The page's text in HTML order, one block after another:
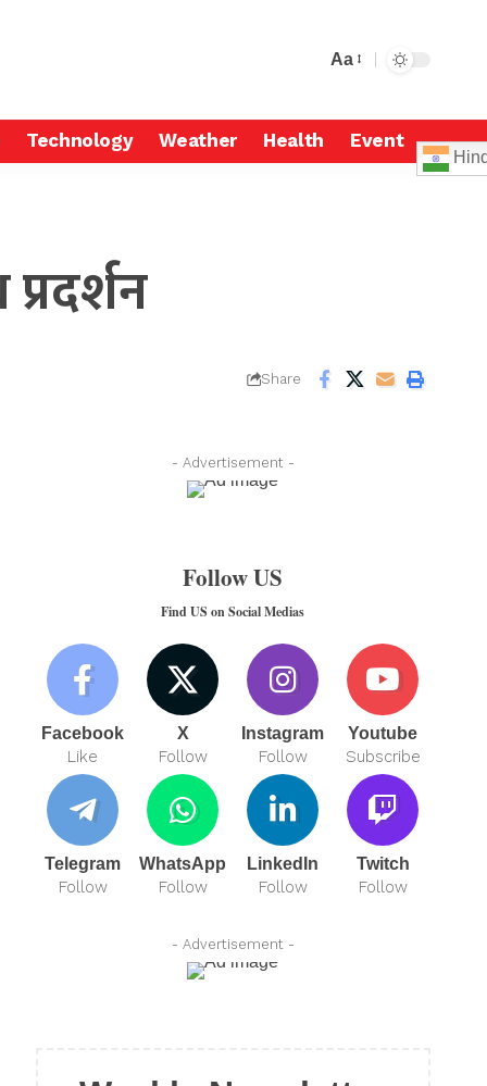
Aa
Technology Weather Health Event
Share
- Advertisement -
Follow US
Find US on Social Medias
Facebook
Like
X
Follow
Instagram
Follow
Youtube
Subscribe
Telegram
Follow
WhatsApp
Follow
LinkedIn
Follow
Twitch
Follow
- Advertisement -